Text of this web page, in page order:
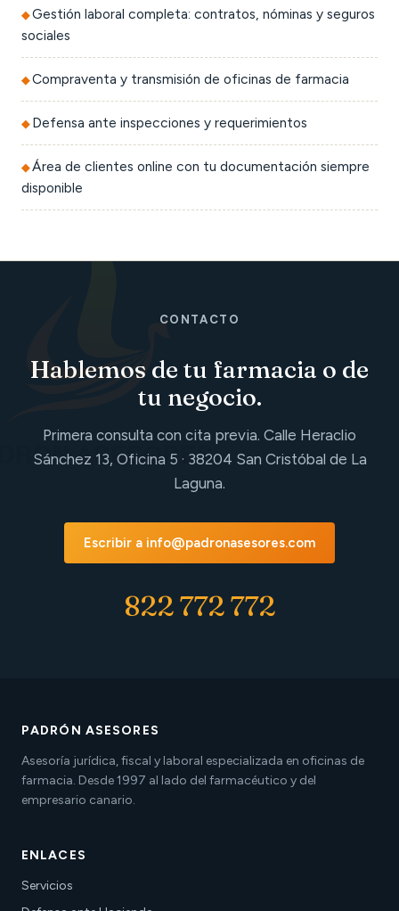
Gestión laboral completa: contratos, nóminas y seguros
sociales
Compraventa y transmisión de oficinas de farmacia
Defensa ante inspecciones y requerimientos
Área de clientes online con tu documentación siempre
disponible
CONTACTO
Hablemos de tu farmacia o de
tu negocio.
Primera consulta con cita previa. Calle Heraclio
Sánchez 13, Oficina 5 · 38204 San Cristóbal de La
Laguna.
Escribir a info@padronasesores.com
822 772 772
PADRÓN ASESORES
Asesoría jurídica, fiscal y laboral especializada en oficinas de
farmacia. Desde 1997 al lado del farmacéutico y del
empresario canario.
ENLACES
Servicios